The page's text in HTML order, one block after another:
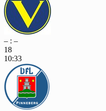
– : –
18
10:33